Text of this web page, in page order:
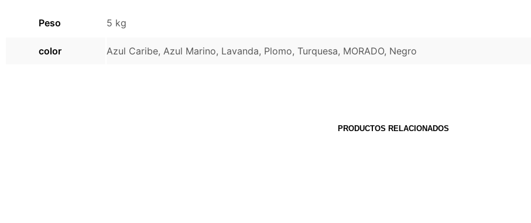
Peso 5 kg
color Azul Caribe, Azul Marino, Lavanda, Plomo, Turquesa, MORADO, Negro
PRODUCTOS RELACIONADOS